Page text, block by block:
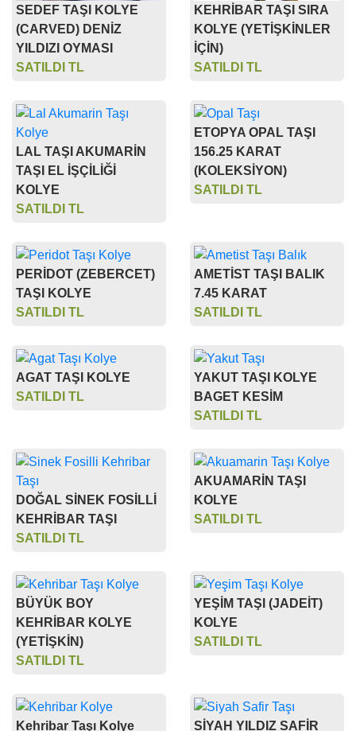
SEDEF TAŞI KOLYE
(CARVED) DENİZ
YILDIZI OYMASI
SATILDI TL
KEHRİBAR TAŞI SIRA
KOLYE (YETİŞKİNLER
İÇİN)
SATILDI TL
LAL TAŞI AKUMARİN
TAŞI EL İŞÇİLİĞİ
KOLYE
SATILDI TL
ETOPYA OPAL TAŞI
156.25 KARAT
(KOLEKSİYON)
SATILDI TL
PERİDOT (ZEBERCET)
TAŞI KOLYE
SATILDI TL
AMETİST TAŞI BALIK
7.45 KARAT
SATILDI TL
AGAT TAŞI KOLYE
SATILDI TL
YAKUT TAŞI KOLYE
BAGET KESİM
SATILDI TL
DOĞAL SİNEK FOSİLLİ
KEHRİBAR TAŞI
SATILDI TL
AKUAMARİN TAŞI
KOLYE
SATILDI TL
BÜYÜK BOY
KEHRİBAR KOLYE
(YETİŞKİN)
SATILDI TL
YEŞİM TAŞI (JADEİT)
KOLYE
SATILDI TL
Kehribar Taşı Kolye
SİYAH YILDIZ SAFİR